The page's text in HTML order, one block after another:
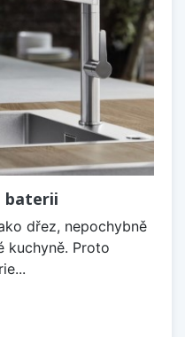
baterii
dřez, nepochybně
kuchyně. Proto